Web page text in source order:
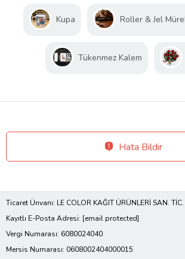
Kupa Roller & Jel
Tükenmez Kalem
Hata Bildir
Ticaret Ünvanı: LE COLOR KAĞIT ÜRÜNLERİ SAN. TİC.
Kayıtlı E-Posta Adresi: [email protected]
Vergi Numarası: 6080024040
Mersis Numarası: 0608002404000015